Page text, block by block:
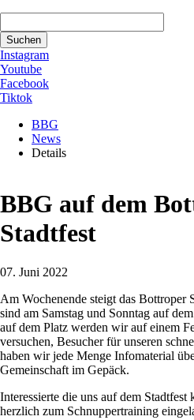
Suchen
Instagram
Youtube
Facebook
Tiktok
BBG
News
Details
BBG auf dem
Stadtfest
07. Juni 2022
Am Wochenende steigt das
sind am Samstag und Sonntag auf
auf dem Platz werden wir auf einem
versuchen, Besucher für unseren
haben wir jede Menge Infomaterial
Gemeinschaft im Gepäck.
Interessierte die uns auf dem Stadtfest
herzlich zum Schnuppertraining